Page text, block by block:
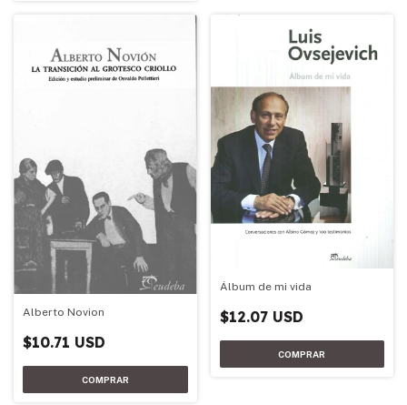
Alberto Novion
$10.71 USD
Álbum de mi vida
$12.07 USD